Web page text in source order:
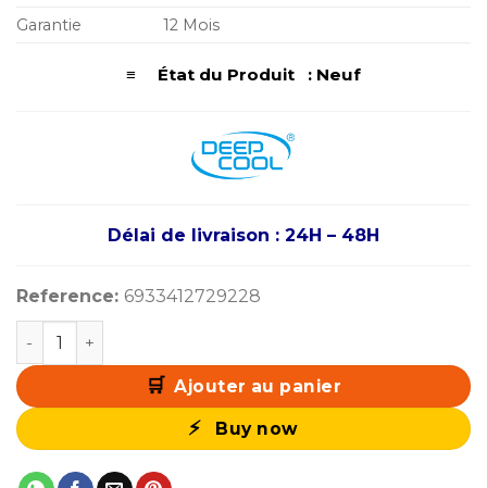
Garantie
12 Mois
≡ État du Produit : Neuf
Délai de livraison : 24H – 48H
Reference: 6933412729228
quantité de DeepCool LE360 V2 (Black)
Ajouter au panier
Buy now